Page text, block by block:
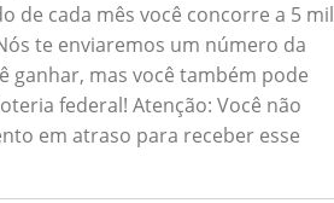
de cada mês você concorre a 5 mil
te enviaremos um número da
ganhar, mas você também pode
federal!Atenção: Você não
em atraso para receber esse